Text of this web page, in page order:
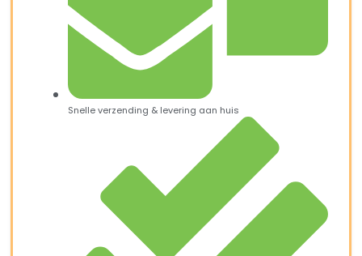
Snelle verzending & levering aan huis